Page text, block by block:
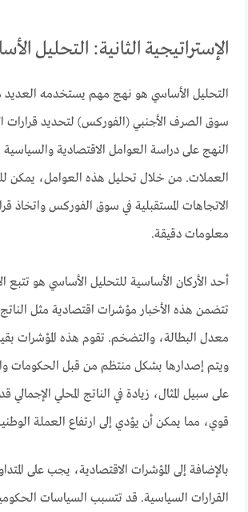
الإستراتيجية الثانية: التحليل
التحليل الأساسي هو نهج مهم يستخدمه العديد
سوق الصرف الأجنبي (الفوركس) لتحديد قرارات
النهج على دراسة العوامل الاقتصادية والسياسية
العملات. من خلال تحليل هذه العوامل، يمكن
الاتجاهات المستقبلية في سوق الفوركس واتخاذ
معلومات دقيقة.
أحد الأركان الأساسية للتحليل الأساسي هو تتبع
تتضمن هذه الأخبار مؤشرات اقتصادية مثل الناتج
معدل البطالة، والتضخم. تقوم هذه المؤشرات
ويتم إصدارها بشكل منتظم من قبل الحكومات
على سبيل المثال، زيادة في الناتج المحلي الإجمالي
قوي، مما يمكن أن يؤدي إلى ارتفاع العملة
بالإضافة إلى المؤشرات الاقتصادية، يجب على
القرارات السياسية. قد تتسبب السياسات